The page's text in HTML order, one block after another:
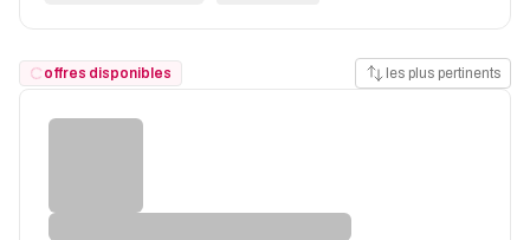
offres disponibles les plus pertinents